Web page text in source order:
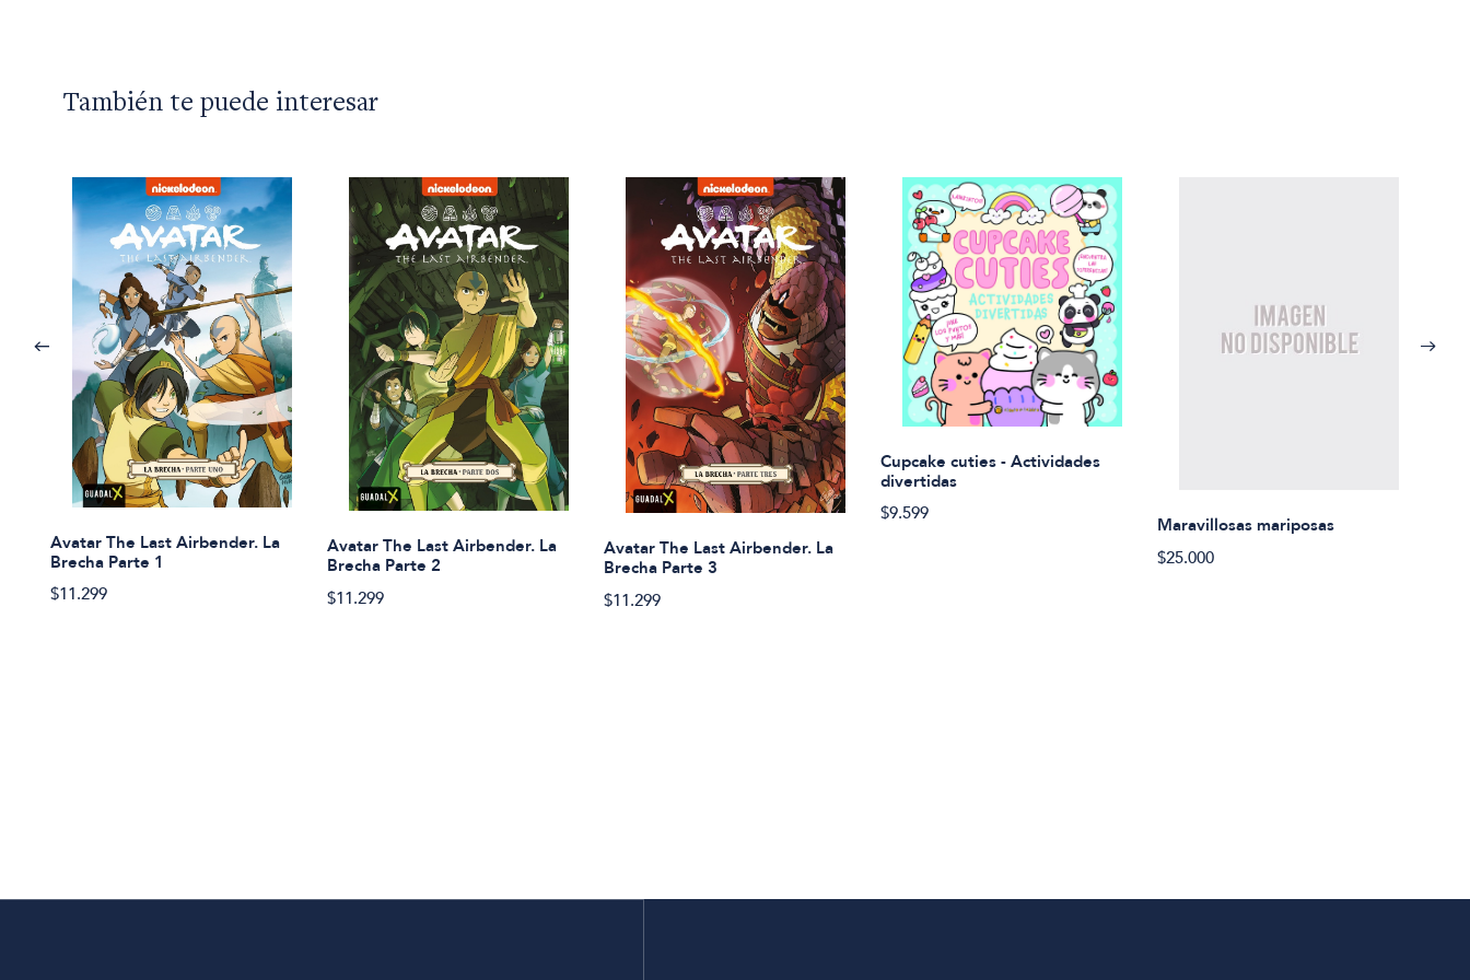
También te puede interesar
Avatar The Last Airbender. La
Brecha Parte 1
$11.299
Avatar The Last Airbender. La
Brecha Parte 2
$11.299
Avatar The Last Airbender. La
Brecha Parte 3
$11.299
Cupcake cuties - Actividades
divertidas
$9.599
Maravillosas mariposas
$25.000